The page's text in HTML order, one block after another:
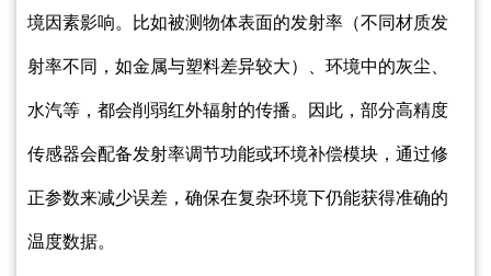
境因素影响。比如被测物体表面的发射率（不同材质发
射率不同，如金属与塑料差异较大）、环境中的灰尘、
水汽等，都会削弱红外辐射的传播。因此，部分高精度
传感器会配备发射率调节功能或环境补偿模块，通过修
正参数来减少误差，确保在复杂环境下仍能获得准确的
温度数据。